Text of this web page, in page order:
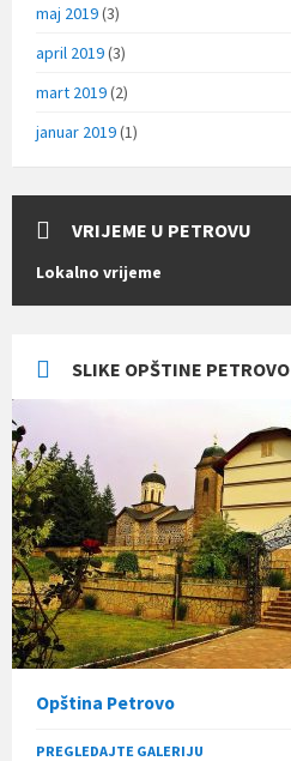
maj 2019(3)
april 2019(3)
mart 2019(2)
januar 2019(1)
VRIJEME U PETROVU
Lokalno vrijeme
SLIKE OPŠTINE PETROVO
Opština Petrovo
PREGLEDAJTE GALERIJU